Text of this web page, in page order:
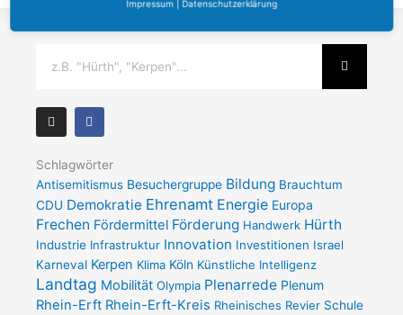
I
n
s
a
r
a
m
F
a
c
b
o
k
-
f
Schlagwörter
Antisemitismus Besuchergruppe Bildung Brauchtum
CDU Demokratie Ehrenamt Energie Europa
Frechen Fördermittel Förderung Handwerk Hürth
Industrie Infrastruktur Innovation Investitionen Israel
Karneval Kerpen Klima Köln Künstliche Intelligenz
Landtag Mobilität Olympia Plenarrede Plenum
Rhein-Erft Rhein-Erft-Kreis Rheinisches Revier Schule
Impressum Datenschutzerklärung